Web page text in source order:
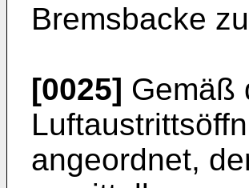
Bremsbacke
[0025] Gemäß
angeordnet,